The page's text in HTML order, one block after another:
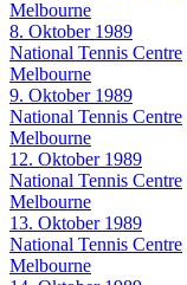
Melbourne
8. Oktober 1989
National Tennis Centre
Melbourne
9. Oktober 1989
National Tennis Centre
Melbourne
12. Oktober 1989
National Tennis Centre
Melbourne
13. Oktober 1989
National Tennis Centre
Melbourne